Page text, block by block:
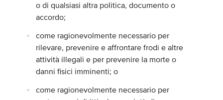
o di qualsiasi altra politica, documento o
accordo;
come ragionevolmente necessario per
rilevare, prevenire e affrontare frodi e altre
attività illegali e per prevenire la morte o
danni fisici imminenti; o
come ragionevolmente necessario per